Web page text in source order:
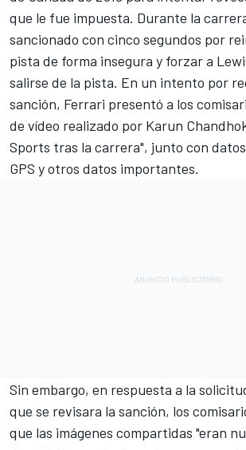
que le fue impuesta. Durante la
sancionado con cinco segundos por
pista de forma insegura y forzar a
salirse de la pista. En un intento por
sanción, Ferrari presentó a los
de vídeo realizado por Karun
Sports tras la carrera", junto con
GPS y otros datos importantes.
Sin embargo, en respuesta a la
que se revisara la sanción, los
que las imágenes compartidas "eran